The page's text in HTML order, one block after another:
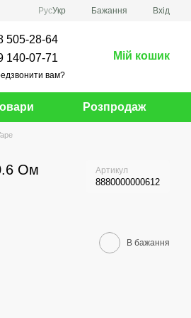
РусУкр Бажання Вхід
505-28-64
140-07-71
вам?
Мій кошик
Розпродаж
Ом
Артикул
8880000000612
В бажання